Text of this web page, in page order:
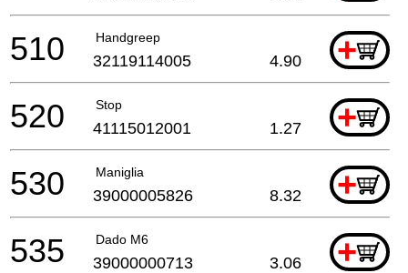
Handgreep +
510 32119114005 4.90
Stop +
520 41115012001 1.27
Maniglia +
530 39000005826 8.32
Dado M6 +
535 39000000713 3.06